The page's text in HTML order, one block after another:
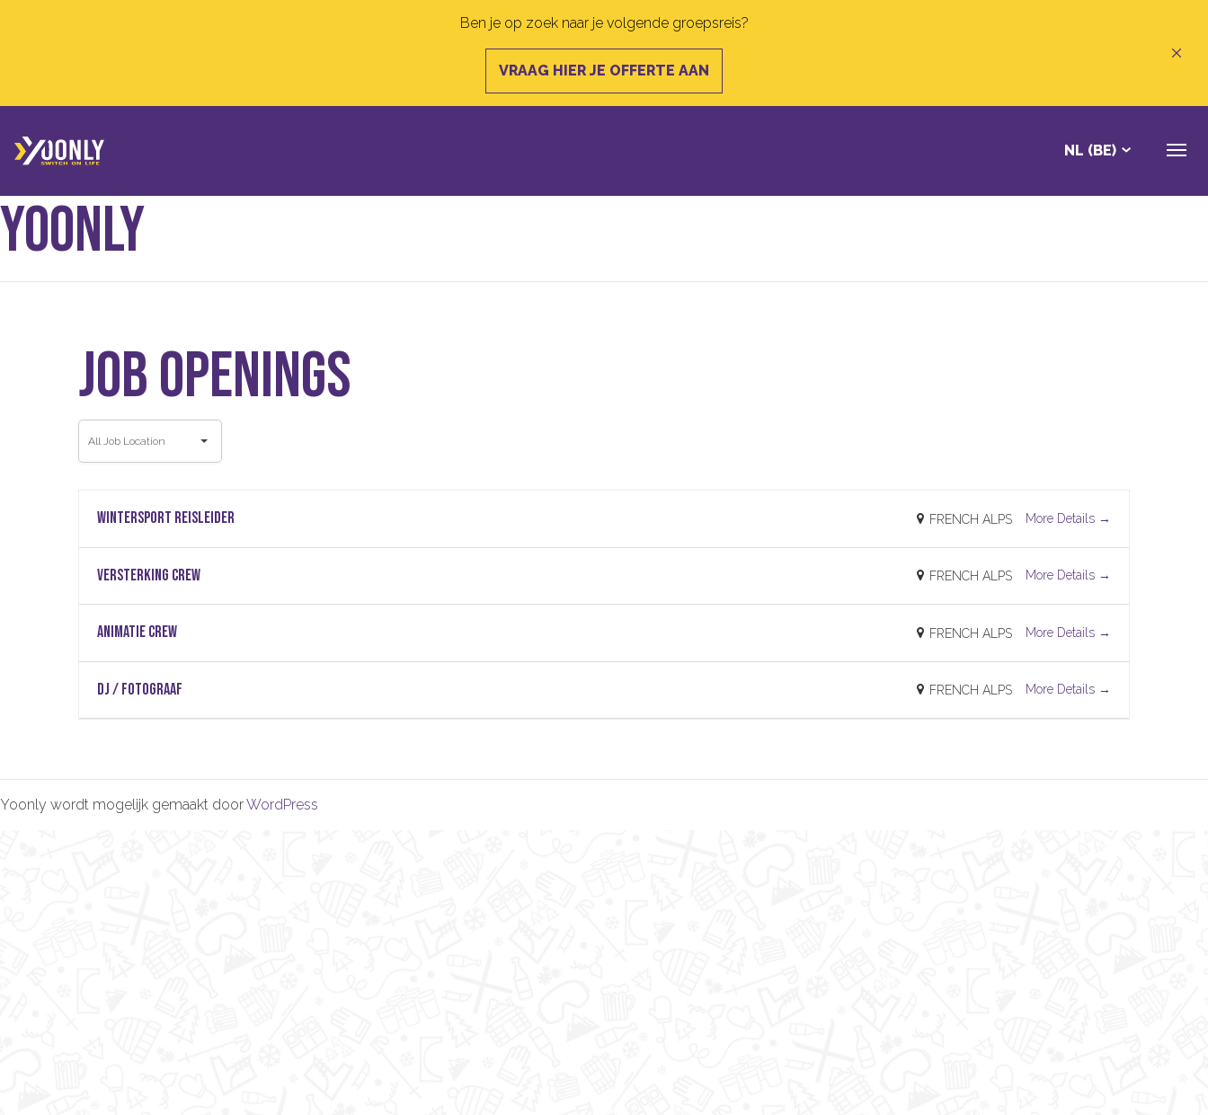
Ben je op zoek naar je volgende groepsreis?
VRAAG HIER JE OFFERTE AAN
NL (BE)
Yoonly
Job Openings
Job
All Job Location
Wintersport reisleider FRENCH ALPS More Details
VERSTERKING CREW FRENCH ALPS More Details
ANIMATIE CREW FRENCH ALPS More Details
DJ / FOTOGRAAF FRENCH ALPS More Details
Yoonly wordt mogelijk gemaakt doorWordPress